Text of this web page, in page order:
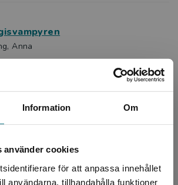
Information Om
använder cookies
för att anpassa innehållet
användarna, tillhandahålla funktioner
Anna
följer med sin mamma till en kompis
I sommarhuset finns också Adrian,
till mammas kompis. Leila vet inte vad hon
när ...
inkl. moms
moms: 139 kr
in mig